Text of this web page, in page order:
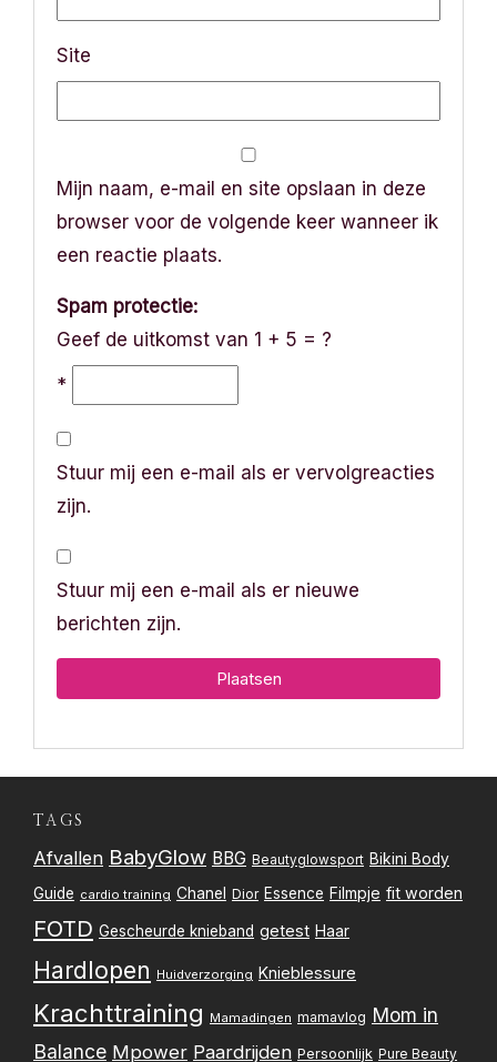
Site
Mijn naam, e-mail en site opslaan in deze
browser voor de volgende keer wanneer ik
een reactie plaats.
Spam protectie:
Geef de uitkomst van 1 + 5 = ?
*
Stuur mij een e-mail als er vervolgreacties
zijn.
Stuur mij een e-mail als er nieuwe
berichten zijn.
TAGS
Afvallen BabyGlow BBG Beautyglowsport Bikini Body
Guide cardio training Chanel Dior Essence Filmpje fit worden
FOTD Gescheurde knieband getest Haar
Hardlopen Huidverzorging Knieblessure
Krachttraining Mamadingen mamavlog Mom in
Balance Mpower Paardrijden Persoonlijk Pure Beauty